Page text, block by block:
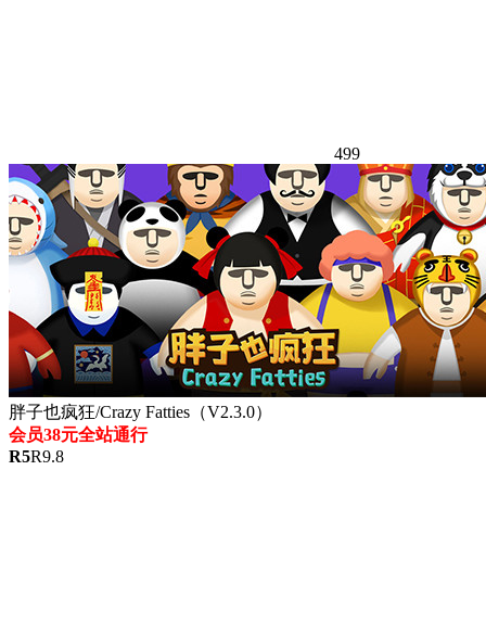
499
胖子也疯狂/Crazy Fatties（V2.3.0）
会员38元全站通行
R5R9.8